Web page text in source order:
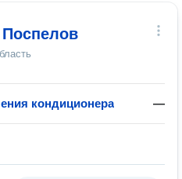
кондиционера —